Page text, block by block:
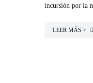
incursión por la
LEER MÁS >